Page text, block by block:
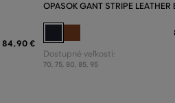
84,90 €
OPASOK GANT STRIPE LEATHER
Dostupné veľkosti:
70, 75, 80, 85, 95